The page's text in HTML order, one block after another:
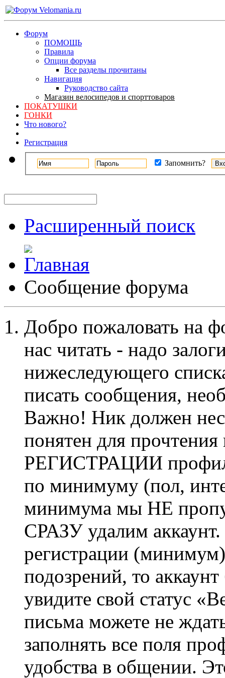
Форум
ПОМОЩЬ
Правила
Опции форума
Все разделы прочитаны
Навигация
Руководство сайта
Магазин велосипедов и спорттоваров
ПОКАТУШКИ
ГОНКИ
Что нового?
Регистрация
Запомнить?
Расширенный поиск
Сообщение форума
Добро пожаловать на
нас читать - надо
нижеследующего
писать сообщения,
Важно! Ник должен
понятен для
РЕГИСТРАЦИИ профиль
по минимуму (пол,
минимума мы НЕ
СРАЗУ удалим
регистрации
подозрений, то
увидите свой статус
письма можете не
заполнять все поля
удобства в общении.